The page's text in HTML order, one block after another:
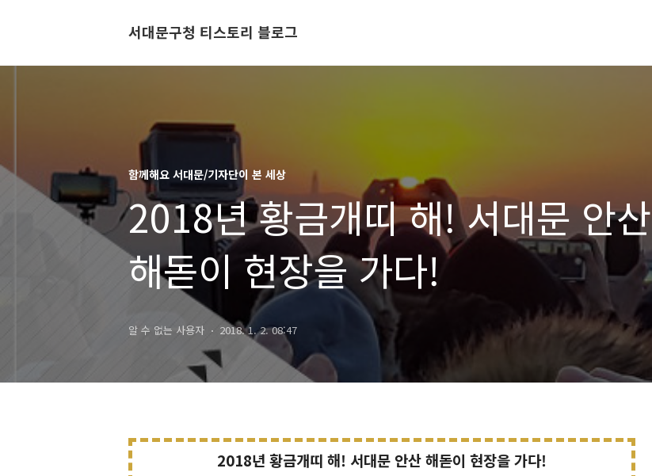
서대문구청 티스토리 블로그
함께해요 서대문/기자단이 본 세상
2018년 황금개띠 해! 서대문 안산
해돋이 현장을 가다!
알 수 없는 사용자 2018. 1. 2. 08:47
2018년 황금개띠 해! 서대문 안산 해돋이 현장을 가다!